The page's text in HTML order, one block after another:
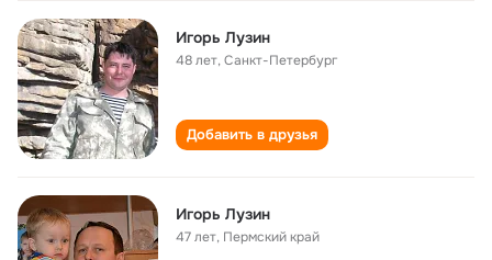
Игорь Лузин
48 лет,Санкт-Петербург
Добавить в друзья
Игорь Лузин
47 лет, Пермский край